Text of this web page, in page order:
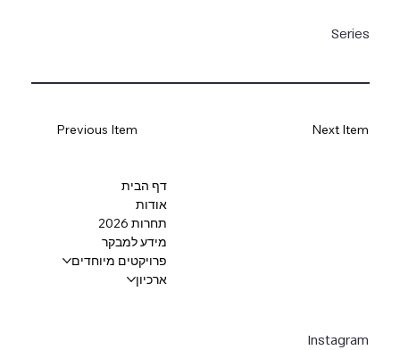
Series
Next Item
Previous Item
Instagram
דף הבית
אודות
תחרות 2026
מידע למבקר
פרויקטים מיוחדים
ארכיון